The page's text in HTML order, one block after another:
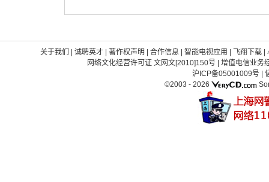
关于我们 诚聘英才 著作权声明 合作信息 智能电视应用 飞翔下载
网络文化经营许可证 文网文[2010]150号
增值电信业务
沪ICP备05001009号|
©2003 - 2026